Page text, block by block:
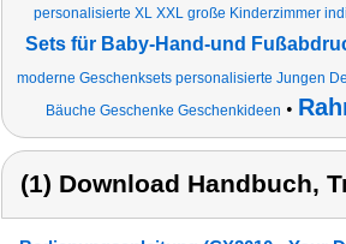
personalisierte XL XXL große Kinderzimmer
Sets für Baby-Hand-und
moderne Geschenksets personalisierte Jungen
Bäuche Geschenke Geschenkideen •
(1) Download Handbuch,